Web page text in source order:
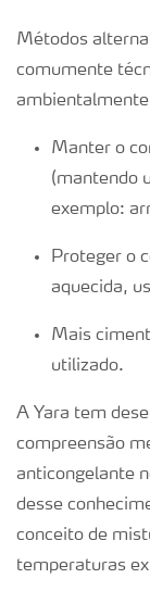
Métodos
comumente
Manter o
(mantendo
exemplo:
Proteger o
aquecida,
Mais
utilizado.
A Yara tem
compreensão
anticongelante
desse
conceito de
temperaturas